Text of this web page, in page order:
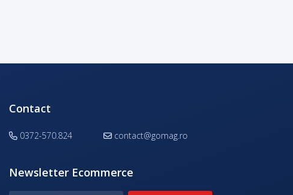
Contact
0372-570.824 contact@gomag.ro
Newsletter Ecommerce